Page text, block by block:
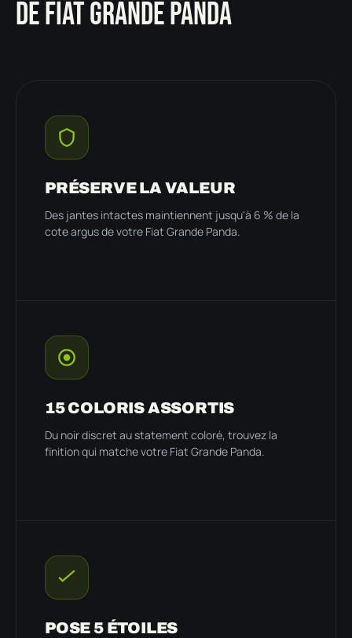
DE FIAT GRANDE PANDA
PRÉSERVE LA VALEUR
Des jantes intactes maintiennent jusqu'à 6 % de la
cote argus de votre Fiat Grande Panda.
15 COLORIS ASSORTIS
Du noir discret au statement coloré, trouvez la
finition qui matche votre Fiat Grande Panda.
POSE 5 ÉTOILES